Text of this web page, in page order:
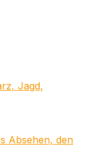
Jagd,
Absehen, den